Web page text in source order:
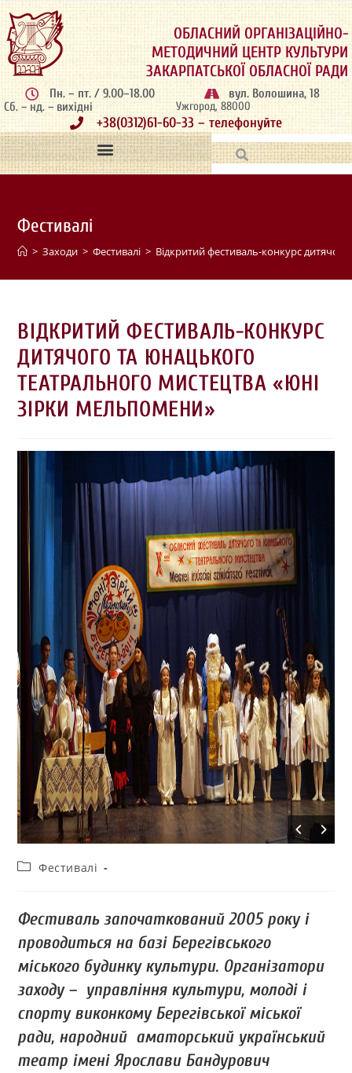
ОБЛАСНИЙ ОРГАНІЗАЦІЙНО-
МЕТОДИЧНИЙ ЦЕНТР КУЛЬТУРИ
ЗАКАРПАТСЬКОЇ ОБЛАСНОЇ РАДИ
Пн. – пт. / 9.00–18.00
Сб. – нд. – вихідні
вул. Волошина, 18
Ужгород, 88000
+38(0312)61-60-33 – телефонуйте
Фестивалі
> Заходи > Фестивалі > Відкритий фестиваль-конкурс
ВІДКРИТИЙ ФЕСТИВАЛЬ-КОНКУРС
ДИТЯЧОГО ТА ЮНАЦЬКОГО
ТЕАТРАЛЬНОГО МИСТЕЦТВА «ЮНІ
ЗІРКИ МЕЛЬПОМЕНИ»
Фестивалі
Фестиваль започаткований 2005 року і
проводиться на базі Берегівського
міського будинку культури. Організатори
заходу – управління культури, молоді і
спорту виконкому Берегівської міської
ради, народний аматорський український
театр імені Ярослави Бандурович